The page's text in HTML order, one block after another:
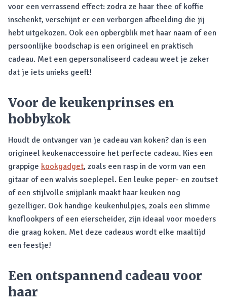
voor een verrassend effect: zodra ze haar thee of koffie
inschenkt, verschijnt er een verborgen afbeelding die jij
hebt uitgekozen. Ook een opbergblik met haar naam of een
persoonlijke boodschap is een origineel en praktisch
cadeau. Met een gepersonaliseerd cadeau weet je zeker
dat je iets unieks geeft!
Voor de keukenprinses en
hobbykok
Houdt de ontvanger van je cadeau van koken? dan is een
origineel keukenaccessoire het perfecte cadeau. Kies een
grappige kookgadget, zoals een rasp in de vorm van een
gitaar of een walvis soeplepel. Een leuke peper- en zoutset
of een stijlvolle snijplank maakt haar keuken nog
gezelliger. Ook handige keukenhulpjes, zoals een slimme
knoflookpers of een eierscheider, zijn ideaal voor moeders
die graag koken. Met deze cadeaus wordt elke maaltijd
een feestje!
Een ontspannend cadeau voor
haar